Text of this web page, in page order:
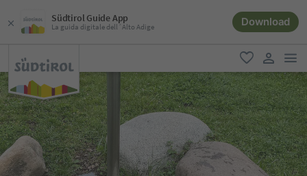
Südtirol Guide App
La guida digitale dell´Alto Adige Download
favoriti
user link